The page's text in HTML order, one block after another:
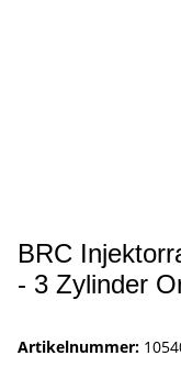
BRC
- 3 Zylinder
Artikelnummer: